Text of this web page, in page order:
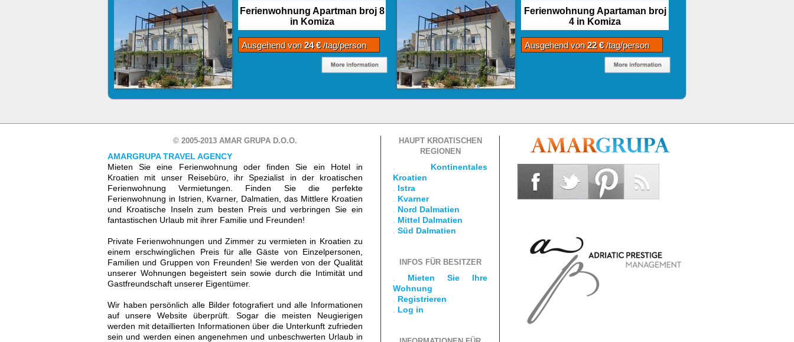
Ferienwohnung Apartman broj 8
in Komiza
Ausgehend von24 €/tag/person
Ferienwohnung Apartaman broj
4 in Komiza
Ausgehend von22 €/tag/person
© 2005-2013 AMAR GRUPA D.O.O.
AMARGRUPA TRAVEL AGENCY
Mieten Sie eine Ferienwohnung oder finden Sie ein Hotel in
Kroatien mit unser Reisebüro, ihr Spezialist in der kroatischen
Ferienwohnung Vermietungen. Finden Sie die perfekte
Ferienwohnung in Istrien, Kvarner, Dalmatien, das Mittlere Kroatien
und Kroatische Inseln zum besten Preis und verbringen Sie ein
fantastischen Urlaub mit ihrer Familie und Freunden!
Private Ferienwohnungen und Zimmer zu vermieten in Kroatien zu
einem erschwinglichen Preis für alle Gäste von Einzelpersonen,
Familien und Gruppen von Freunden! Sie werden von der Qualität
unserer Wohnungen begeistert sein sowie durch die Intimität und
Gastfreundschaft unserer Eigentümer.
Wir haben persönlich alle Bilder fotografiert und alle Informationen
auf unsere Website überprüft. Sogar die meisten Neugierigen
werden mit detaillierten Informationen über die Unterkunft zufrieden
sein und werden einen angenehmen und unbeschwerten Urlaub in
HAUPT KROATISCHEN
REGIONEN
Kontinentales
Kroatien
Istra
Kvarner
Nord Dalmatien
Mittel Dalmatien
Süd Dalmatien
INFOS FÜR BESITZER
Mieten Sie Ihre
Wohnung
Registrieren
Log in